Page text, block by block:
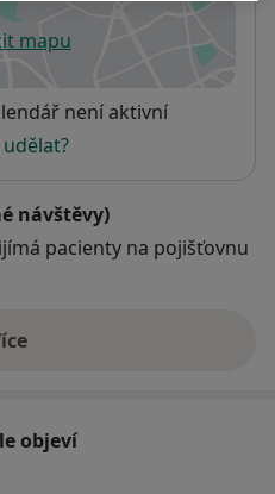
mapu
se otevře v nové záložce
není aktivní
návštěvy)
pacienty na pojišťovnu
o adrese
objeví